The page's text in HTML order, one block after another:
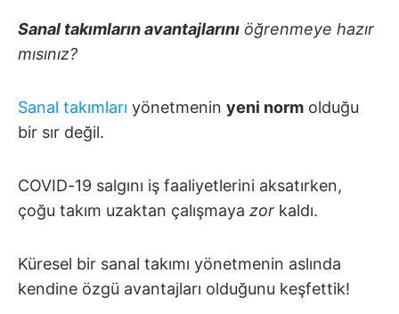
Sanal takımların avantajlarını öğrenmeye hazır
mısınız?
Sanal takımları yönetmenin yeni norm olduğu
bir sır değil.
COVID-19 salgını iş faaliyetlerini aksatırken,
çoğu takım uzaktan çalışmaya zor kaldı.
Küresel bir sanal takımı yönetmenin aslında
kendine özgü avantajları olduğunu keşfettik!